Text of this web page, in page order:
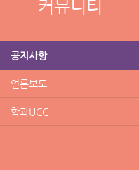
커뮤니티
공지사항
언론보도
학과UCC